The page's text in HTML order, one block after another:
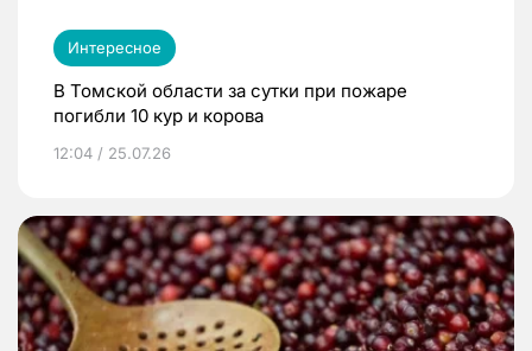
Интересное
В Томской области за сутки при пожаре
погибли 10 кур и корова
12:04 / 25.07.26